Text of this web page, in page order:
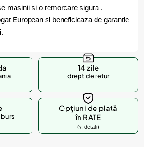
masinii si o remorcare sigura .
European si beneficieaza de garantie
14 zile
drept de retur
Opțiuni de plată
în RATE
(v. detalii)